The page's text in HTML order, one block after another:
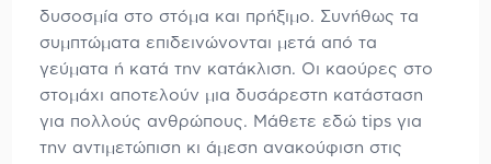
δυσοσμία στο στόμα και πρήξιμο. Συνήθως τα
συμπτώματα επιδεινώνονται μετά από τα
γεύματα ή κατά την κατάκλιση. Οι καούρες στο
στομάχι αποτελούν μια δυσάρεστη κατάσταση
για πολλούς ανθρώπους. Μάθετε εδώ tips για
την αντιμετώπιση κι άμεση ανακούφιση στις